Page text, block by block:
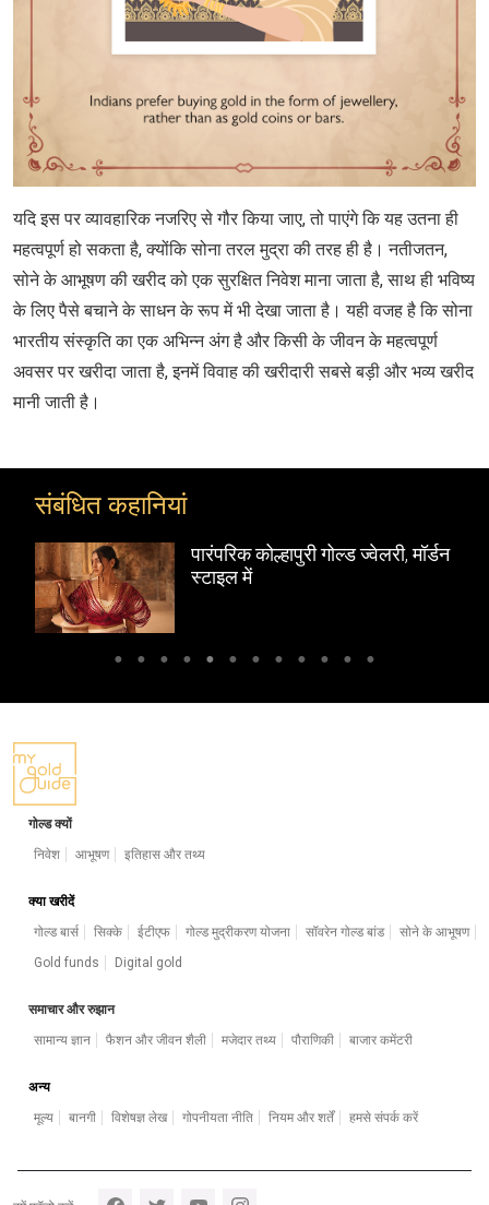
यदि इस पर व्यावहारिक नजरिए से गौर किया जाए, तो पाएंगे कि यह उतना ही
महत्वपूर्ण हो सकता है, क्योंकि सोना तरल मुद्रा की तरह ही है। नतीजतन,
सोने के आभूषण की खरीद को एक सुरक्षित निवेश माना जाता है, साथ ही भविष्य
के लिए पैसे बचाने के साधन के रूप में भी देखा जाता है। यही वजह है कि सोना
भारतीय संस्कृति का एक अभिन्‍न अंग है और किसी के जीवन के महत्वपूर्ण
अवसर पर खरीदा जाता है, इनमें विवाह की खरीदारी सबसे बड़ी और भव्य खरीद
मानी जाती है।
संबंधित कहानियां
पारंपरिक कोल्हापुरी गोल्ड ज्वेलरी, मॉर्डन
स्टाइल में
गोल्ड क्यों
निवेश
आभूषण इतिहास और तथ्य
क्या खरीदें
गोल्ड बार्स
सिक्के ईटीएफ गोल्ड मुद्रीकरण योजना सॉवरेन गोल्ड बांड
सोने के आभूषण
Gold funds
Digital gold
समाचार और रुझान
सामान्य ज्ञान
फैशन और जीवन शैली मजेदार तथ्य पौराणिकी बाजार कमेंटरी
अन्य
मूल्य
बानगी विशेषज्ञ लेख गोपनीयता नीति नियम और शर्तें हमसे संपर्क करें